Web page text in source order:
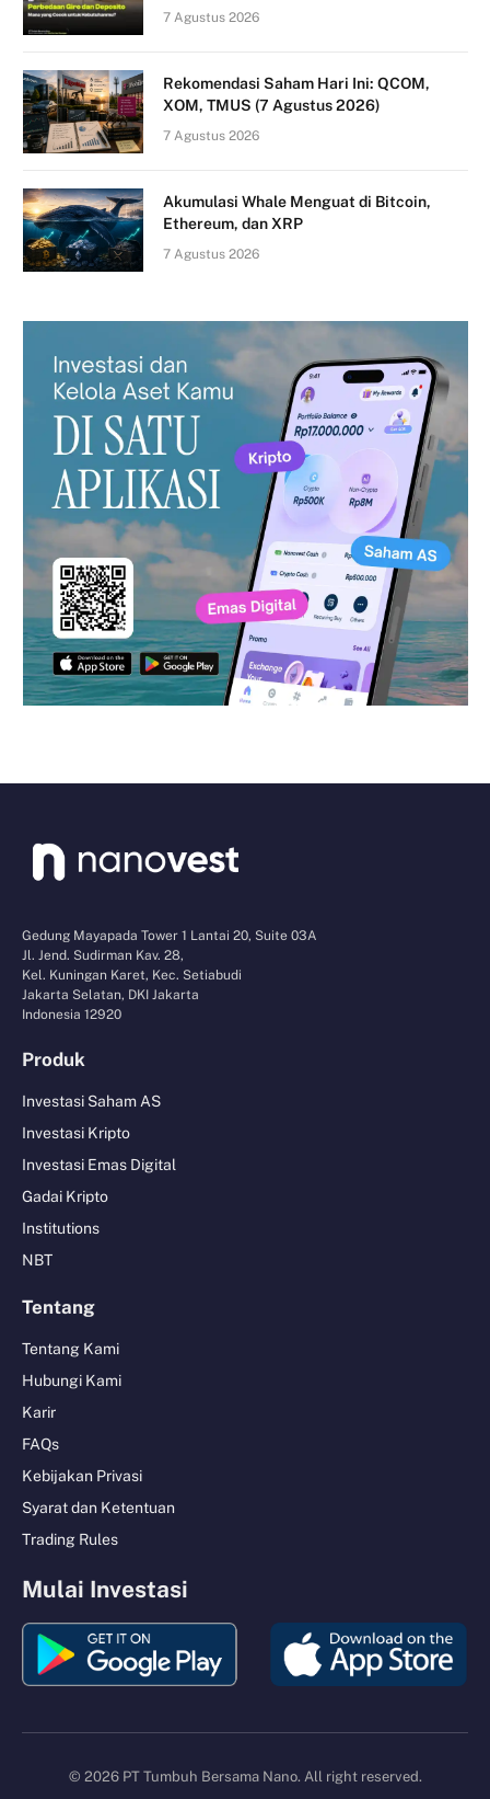
7 Agustus 2026
Rekomendasi Saham Hari Ini: QCOM,
XOM, TMUS (7 Agustus 2026)
7 Agustus 2026
Akumulasi Whale Menguat di Bitcoin,
Ethereum, dan XRP
7 Agustus 2026
Gedung Mayapada Tower 1 Lantai 20, Suite 03A
Jl. Jend. Sudirman Kav. 28,
Kel. Kuningan Karet, Kec. Setiabudi
Jakarta Selatan, DKI Jakarta
Indonesia 12920
Produk
Investasi Saham AS
Investasi Kripto
Investasi Emas Digital
Gadai Kripto
Institutions
NBT
Tentang
Tentang Kami
Hubungi Kami
Karir
FAQs
Kebijakan Privasi
Syarat dan Ketentuan
Trading Rules
Mulai Investasi
© 2026 PT Tumbuh Bersama Nano. All right reserved.